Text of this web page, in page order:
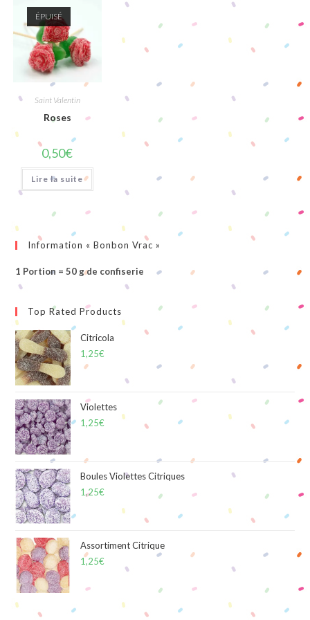
ÉPUISÉ
Saint Valentin
Roses
0,50€
Lire la suite
Information « Bonbon Vrac »
1 Portion = 50 g de confiserie
Top Rated Products
Citricola
1,25€
Violettes
1,25€
Boules Violettes Citriques
1,25€
Assortiment Citrique
1,25€